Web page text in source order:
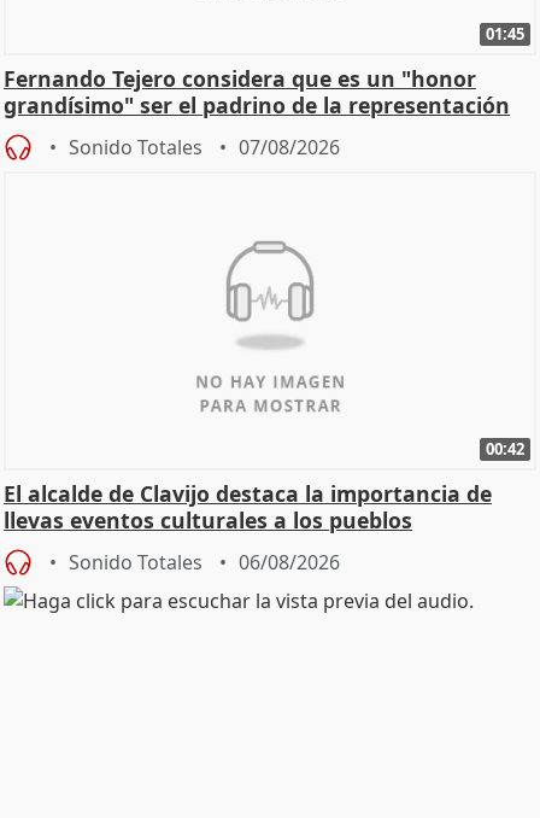
01:45
Fernando Tejero considera que es un "honor
grandísimo" ser el padrino de la representación
Sonido Totales 07/08/2026
00:42
El alcalde de Clavijo destaca la importancia de
llevas eventos culturales a los pueblos
Sonido Totales 06/08/2026